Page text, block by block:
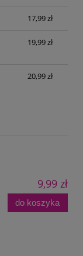
17,99 zł
19,99 zł
20,99 zł
9,99 zł
do koszyka